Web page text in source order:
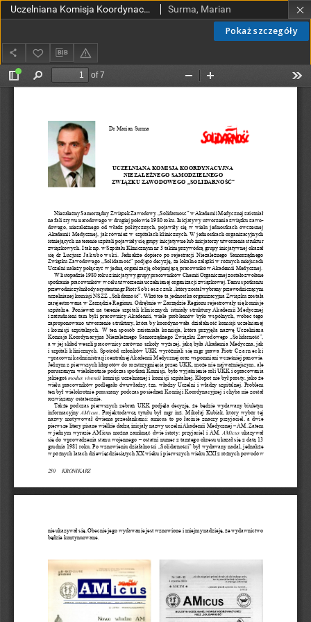
Pokaż szczegóły
Uczelniana Komisja Koordynacyjna Niezależnego Samodzielnego Związku Zawodowego „Solidarność” Surma, Marian